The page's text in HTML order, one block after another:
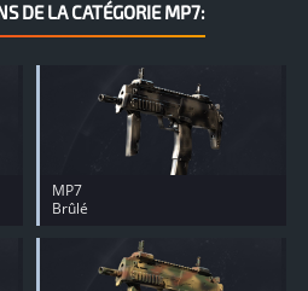
DE LA CATÉGORIE MP7:
MP7
Brûlé